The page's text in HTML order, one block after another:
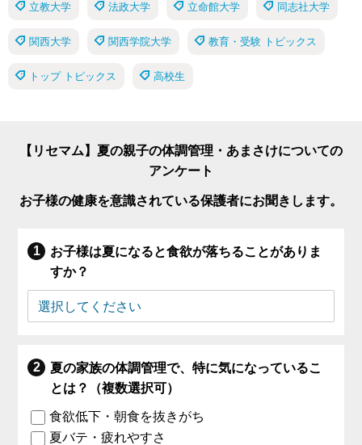
立教大学 法政大学 立命館大学 同志社大学
関西大学 関西学院大学 教育・受験 トピックス
トップ トピックス 高校生
【リセマム】夏の親子の体調管理・あまさけについての
アンケート
お子様の健康を意識されている保護者にお聞きします。
お子様は夏になると食欲が落ちることがありま
すか？
夏の家族の体調管理で、特に気になっているこ
とは？（複数選択可）
食欲低下・朝食を抜きがち
夏バテ・疲れやすさ